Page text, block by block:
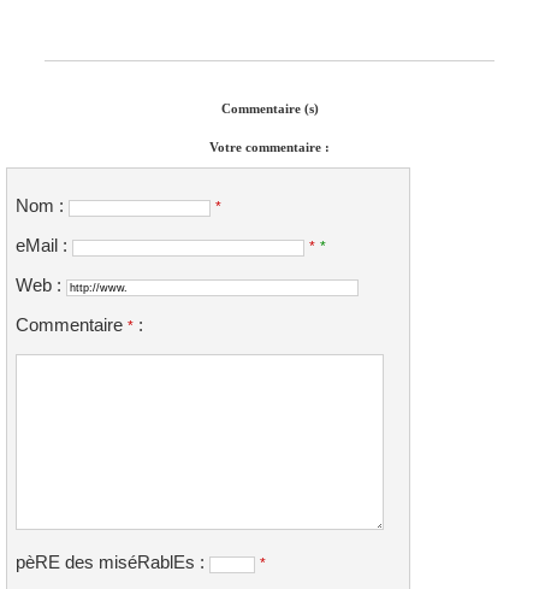
Commentaire (s)
Votre commentaire :
Nom : *
eMail : * *
Web :
Commentaire * :
pèRE des miséRablEs : *